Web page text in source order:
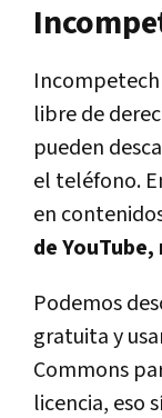
libre de
pueden
el teléfono.
en
de
Podemos
gratuita y
Commons
licencia, eso